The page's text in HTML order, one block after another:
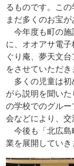
るものです。こ
まだ多くのお宝
今年度も町の施
に、オオアサ電
ぐり庵、夢天文
をさせていただき
多くの児童は初
がら説明を聞い
の学校でのグル
会などにより、交
今後も「北広島
業を展開していき